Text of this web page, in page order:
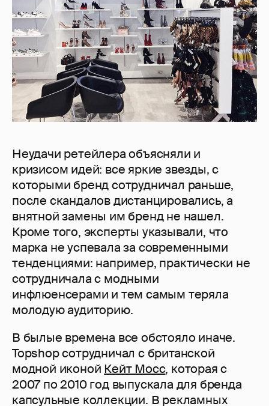
Неудачи ретейлера объясняли и
кризисом идей: все яркие звезды, с
которыми бренд сотрудничал раньше,
после скандалов дистанцировались, а
внятной замены им бренд не нашел.
Кроме того, эксперты указывали, что
марка не успевала за современными
тенденциями: например, практически не
сотрудничала с модными
инфлюенсерами и тем самым теряла
молодую аудиторию.
В былые времена все обстояло иначе.
Topshop сотрудничал с британской
модной иконой Кейт Мосс, которая с
2007 по 2010 год выпускала для бренда
капсульные коллекции. В рекламных